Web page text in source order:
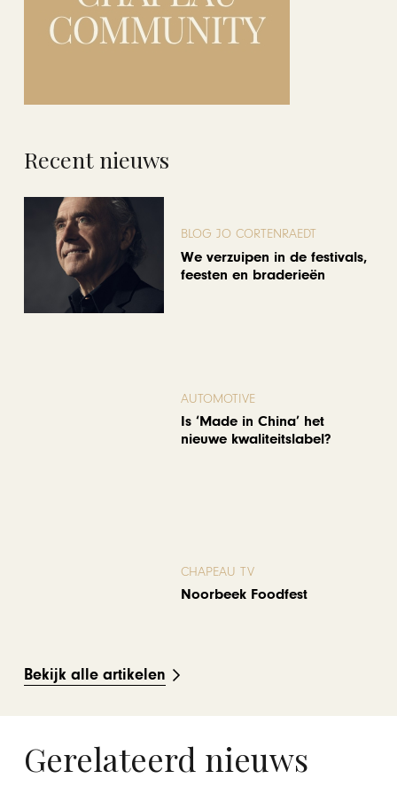
Recent nieuws
BLOG JO CORTENRAEDT
We verzuipen in de festivals,
feesten en braderieën
AUTOMOTIVE
Is ‘Made in China’ het
nieuwe kwaliteitslabel?
CHAPEAU TV
Noorbeek Foodfest
Bekijk alle artikelen
Gerelateerd nieuws